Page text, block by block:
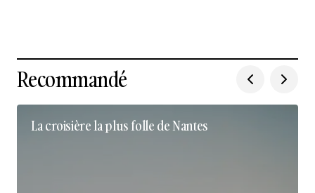
Recommandé
La croisière la plus folle de Nantes